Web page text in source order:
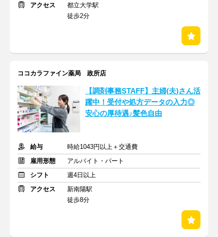
アクセス
都立大学駅
徒歩2分
ココカラファイン薬局 政所店
【調剤事務STAFF】主婦(夫)さん活
躍中！受付や処方データの入力◎
安心の厚待遇♪髪色自由
給与
時給1043円以上＋交通費
雇用形態
アルバイト・パート
シフト
週4日以上
アクセス
新南陽駅
徒歩8分